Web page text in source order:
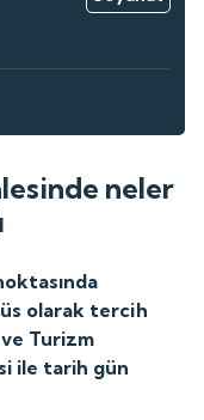
neler
olarak tercih
Turizm
ile tarih gün